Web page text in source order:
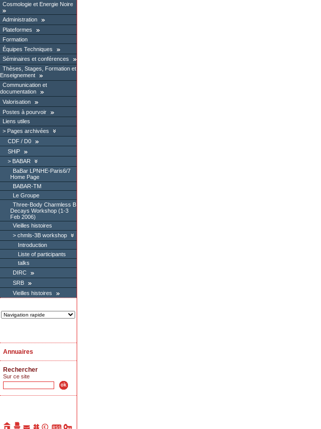
Cosmologie et Energie Noire
Administration
Plateformes
Formation
Équipes Techniques
Séminaires et conférences
Thèses, Stages, Formation et
Enseignement
Communication et
documentation
Valorisation
Postes à pourvoir
Liens utiles
Pages archivées
CDF / D0
SHiP
BABAR
BaBar LPNHE-Paris6/7
Home Page
BABAR-TM
Le Groupe
Three-Body Charmless B
Decays Workshop (1-3
Feb 2006)
Vieilles histoires
chmls-3B workshop
Introduction
Liste of participants
talks
DIRC
SRB
Vieilles histoires
Annuaires
Rechercher
Sur ce site